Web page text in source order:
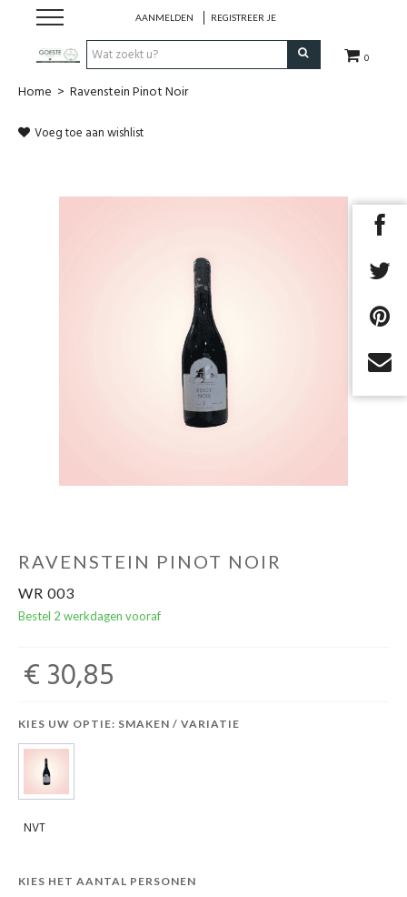
0
AANMELDEN REGISTREER JE
HOME
Huisgemaakt ijs
Home > Ravenstein Pinot Noir
Voeg toe aan wishlist
RAVENSTEIN PINOT NOIR
WR 003
Bestel 2 werkdagen vooraf
€ 30,85
KIES UW OPTIE: SMAKEN / VARIATIE
NVT
KIES HET AANTAL PERSONEN